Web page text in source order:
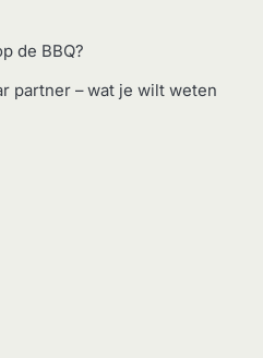
de BBQ?
partner – wat je wilt weten